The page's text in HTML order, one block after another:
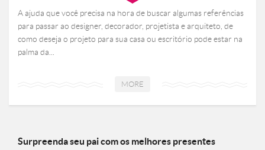
A ajuda que você precisa na hora de buscar algumas referências
para passar ao designer, decorador, projetista e arquiteto, de
como deseja o projeto para sua casa ou escritório pode estar na
palma da...
MORE
Surpreenda seu pai com os melhores presentes